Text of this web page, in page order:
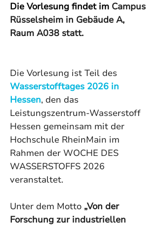
Die Vorlesung findet im Campus
Rüsselsheim in Gebäude A,
Raum A038 statt.
Die Vorlesung ist Teil des
Wasserstofftages 2026 in
Hessen, den das
Leistungszentrum-Wasserstoff
Hessen gemeinsam mit der
Hochschule RheinMain im
Rahmen der WOCHE DES
WASSERSTOFFS 2026
veranstaltet.
Unter dem Motto „Von der
Forschung zur industriellen